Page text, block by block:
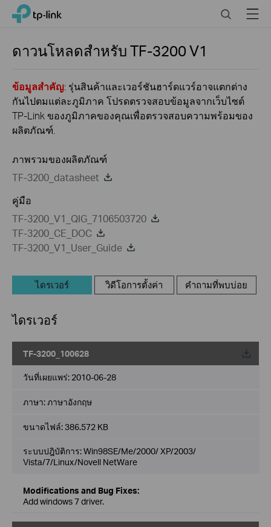
Click
navigation
TP-Link, Reliably Smart SearchMenu
ดาวนโหลดสำหรับTF-3200V1
ข้อมูลสำคัญ: รุ่นสินค้าและเวอร์ชันฮาร์ดแวร์อาจแตกต่าง
กันไปตมแต่ละภูมิภาค โปรดตรวจสอบข้อมูลจากเว็บไซต์
TP-Link ของภูมิภาคของคุณเพื่อตรวจสอบความพร้อมของ
ผลิตภัณฑ์.
ภาพรวมของผลิตภัณฑ์
TF-3200_datasheet
คู่มือ
TF-3200_V1_QIG_7106503720
TF-3200_CE_DOC
TF-3200_V1_User_Guide
ไดรเวอร์ วิดีโอการตั้งค่า คำถามที่พบบ่อย
ไดรเวอร์
TF-3200_100628
วันที่เผยแพร่: 2010-06-28
ภาษา:ภาษาอังกฤษ
ขนาดไฟล์:386.572 KB
ระบบปฎิบัติการ: Win98SE/Me/2000/ XP/2003/
Vista/7/Linux/Novell NetWare
Modifications and Bug Fixes:
Add windows 7 driver.